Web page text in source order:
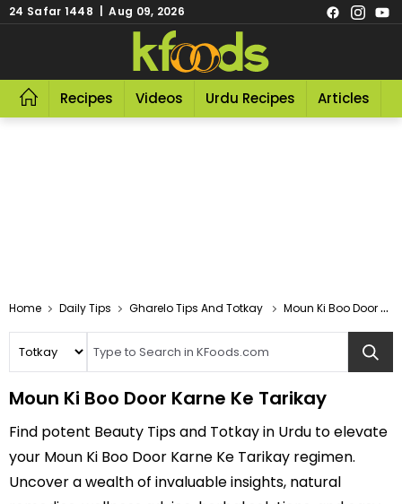
24 Safar 1448 | Aug 09, 2026
Recipes Videos Urdu Recipes Articles
Home Daily Tips Gharelo Tips And Totkay Moun Ki Boo Door Karne Ke Tarikay
Moun Ki Boo Door Karne Ke Tarikay
Find potent Beauty Tips and Totkay in Urdu to elevate
your Moun Ki Boo Door Karne Ke Tarikay regimen.
Uncover a wealth of invaluable insights, natural